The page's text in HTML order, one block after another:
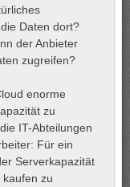
Daten dort?
der Anbieter
zugreifen?
enorme
zu
IT-Abteilungen
Für ein
Serverkapazität
zu